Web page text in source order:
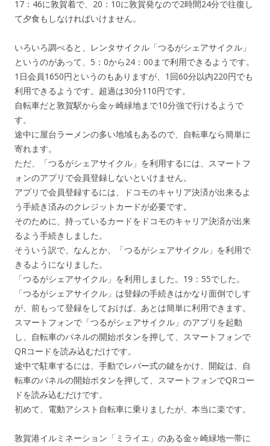
17：46に敦賀着で、20：10に敦賀発なので2時間24分で往復し
て夕食もしなければいけません。
いろいろ調べると、レンタサイクル「つるがシェアサイクル」
というのがあって、5：0から24：00まで利用できるようです。
1日会員1650円というのもありますが、1回60分以内220円でも
利用できるようです。超過は30分110円です。
自転車だと敦賀駅から金ヶ崎緑地まで10分強で行けるようで
す。
途中に屋台ラーメンの多い地域もあるので、自転車なら簡単に
寄れます。
ただ、「つるがシェアサイクル」を利用するには、スマートフ
ォンのアプリで会員登録しないといけません。
アプリで会員登録するには、ドコモのキャリア決済が出来るよ
う手続き済みのクレジットカードが必要です。
そのために、持っているカードをドコモのキャリア決済が出来
るよう手続きしました。
そういう訳で、なんとか、「つるがシェアサイクル」を利用で
きるようになりました。
「つるがシェアサイクル」を利用しました。19：55でした。
「つるがシェアサイクル」は登録の手続きはかなり面倒でしす
が、前もって登録をしておけば、あとは簡単に利用できます。
スマートフォンで「つるがシェアサイクル」のアプリを起動
し、自転車のパネルの開始ボタンを押して、スマートフォンで
QRコードを読み込むだけです。
途中で駐車するには、手動でレバー式の鍵をかけ、開錠は、自
転車のパネルの開始ボタンを押して、スマートフォンでQRコー
ドを読み込むだけです。
初めて、電動アシスト自転車に乗りましたが、本当に楽です。
敦賀港イルミネーション「ミライエ」のある金ヶ崎緑地一帯に